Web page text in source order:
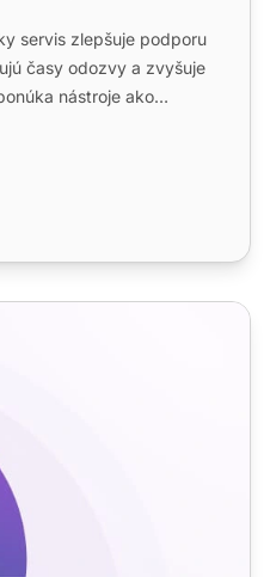
servis zlepšuje podporu
časy odozvy a zvyšuje
nástroje ako
e-commerce